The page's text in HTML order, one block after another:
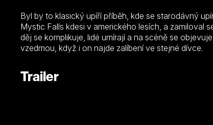
Byl by to klasický upíří příběh, kde se starodávný
Mystic Falls kdesi v amerického lesích, a zamiloval
děj se komplikuje, lidé umírají a na scéně se
vzedmou, když i on najde zalíbení ve stejné dívce.
Trailer